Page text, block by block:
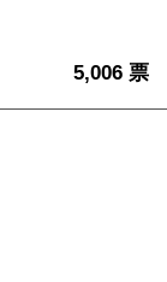
5,006 票